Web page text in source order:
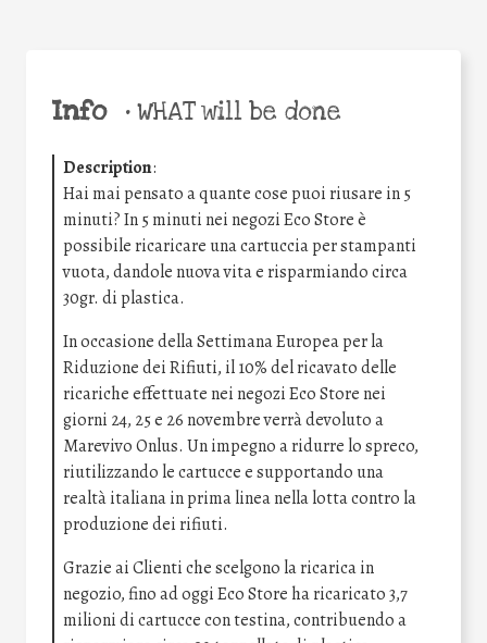
Info •WHAT will be done
Description:
Hai mai pensato a quante cose puoi riusare in 5
minuti? In 5 minuti nei negozi Eco Store è
possibile ricaricare una cartuccia per stampanti
vuota, dandole nuova vita e risparmiando circa
30gr. di plastica.
In occasione della Settimana Europea per la
Riduzione dei Rifiuti, il 10% del ricavato delle
ricariche effettuate nei negozi Eco Store nei
giorni 24, 25 e 26 novembre verrà devoluto a
Marevivo Onlus. Un impegno a ridurre lo spreco,
riutilizzando le cartucce e supportando una
realtà italiana in prima linea nella lotta contro la
produzione dei rifiuti.
Grazie ai Clienti che scelgono la ricarica in
negozio, fino ad oggi Eco Store ha ricaricato 3,7
milioni di cartucce con testina, contribuendo a